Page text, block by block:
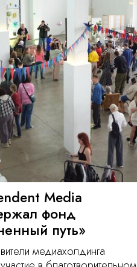
Media
фонд
путь»
медиахолдинга